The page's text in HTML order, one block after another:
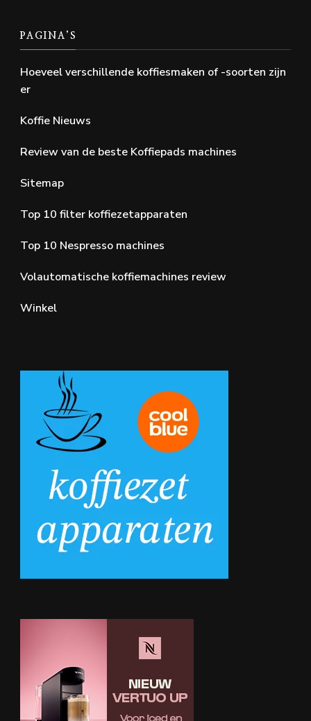
PAGINA’S
Hoeveel verschillende koffiesmaken of -soorten zijn
er
Koffie Nieuws
Review van de beste Koffiepads machines
Sitemap
Top 10 filter koffiezetapparaten
Top 10 Nespresso machines
Volautomatische koffiemachines review
Winkel